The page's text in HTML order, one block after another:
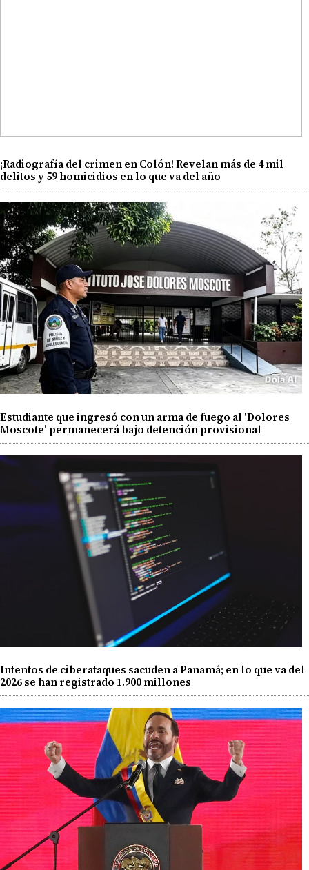
¡Radiografía del crimen en Colón! Revelan más de 4 mil
delitos y 59 homicidios en lo que va del año
Estudiante que ingresó con un arma de fuego al 'Dolores
Moscote' permanecerá bajo detención provisional
Intentos de ciberataques sacuden a Panamá; en lo que va del
2026 se han registrado 1.900 millones